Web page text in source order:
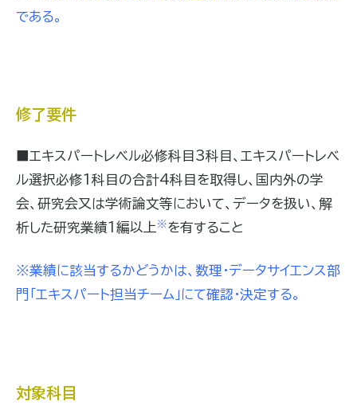
である。
修了要件
■エキスパートレベル必修科目3科目、エキスパートレベ
ル選択必修1科目の合計4科目を取得し、国内外の学
会、研究会又は学術論文等において、データを扱い、解
析した研究業績1編以上 ※を有すること
※業績に該当するかどうかは、数理・データサイエンス部
門「エキスパート担当チーム」にて確認・決定する。
対象科目